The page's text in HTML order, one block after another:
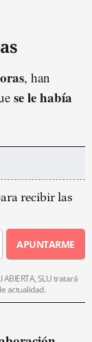
, han
se lehabía
recibir las
APUNTARME
ABIERTA, SLU tratará
actualidad.